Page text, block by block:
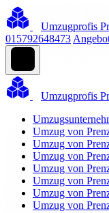
Umzugprofis
015792648473
Umzugprofis
Umzug von
Umzug von
Umzug von
Umzug von
Umzug von
Umzug von
Umzug von